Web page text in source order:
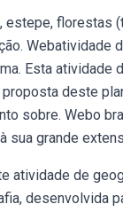
florestas
Esta atividade
deste
sobre. Webo
grande
atividade de
desenvolvida